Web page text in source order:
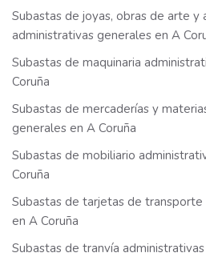
Subastas de joyas, obras de arte y
administrativas generales en A
Subastas de maquinaria
Coruña
Subastas de mercaderías y
generales en A Coruña
Subastas de mobiliario
Coruña
Subastas de tarjetas de
en A Coruña
Subastas de tranvía